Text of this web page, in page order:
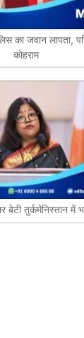
का जवान लापता,
काेहराम
बेटी तुर्कमेनिस्तान में